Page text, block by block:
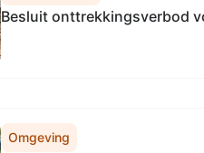
Besluit onttrekkingsverbod
Omgeving